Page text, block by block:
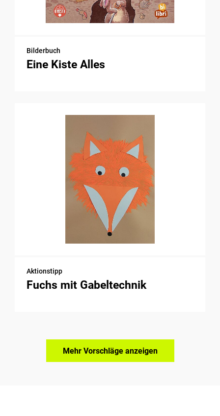
Bilderbuch
Eine Kiste Alles
Aktionstipp
Fuchs mit Gabeltechnik
Mehr Vorschläge anzeigen